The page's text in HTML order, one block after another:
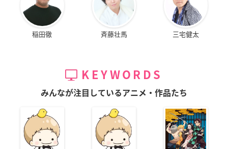
稲田徹 斉藤壮馬 三宅健太
KEYWORDS
みんなが注目しているアニメ・作品たち